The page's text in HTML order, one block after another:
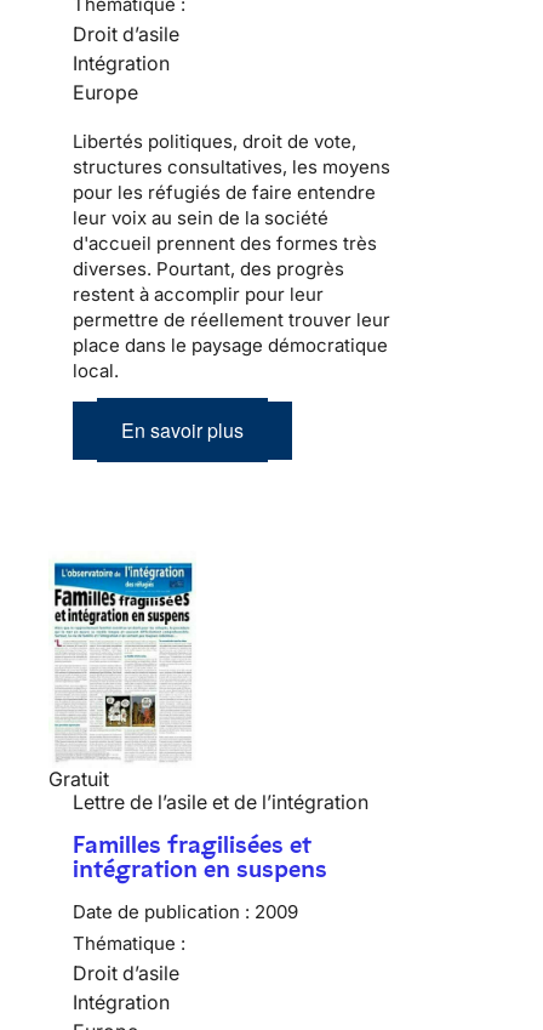
Droit d’asile
Intégration
Europe
Libertés politiques, droit de vote,
structures consultatives, les moyens
pour les réfugiés de faire entendre
leur voix au sein de la société
d'accueil prennent des formes très
diverses. Pourtant, des progrès
restent à accomplir pour leur
permettre de réellement trouver leur
place dans le paysage démocratique
local.
En savoir plus
Gratuit
Lettre de l’asile et de l’intégration
Familles fragilisées et
intégration en suspens
Date de publication : 2009
Thématique :
Droit d’asile
Intégration